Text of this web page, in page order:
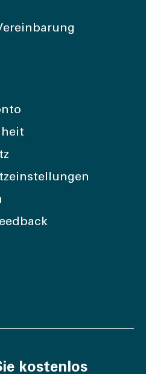
kostenlos